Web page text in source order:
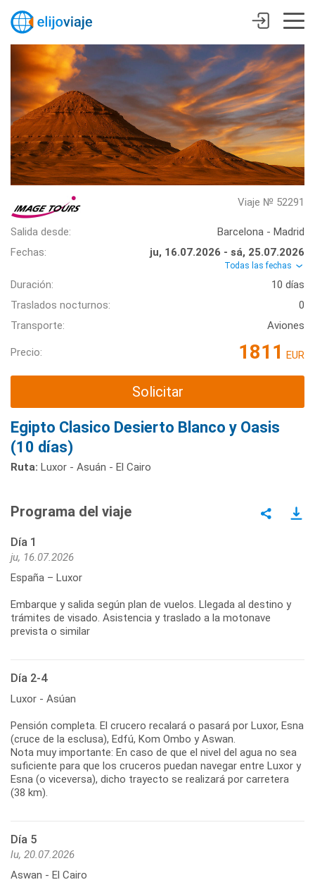
Viaje № 52291
Salida desde:
Barcelona - Madrid
Fechas:
ju, 16.07.2026 - sá, 25.07.2026
Todas las fechas
Duración:
10 días
Traslados nocturnos:
0
Transporte:
Aviones
Precio: 1811 EUR
Solicitar
Egipto Clasico Desierto Blanco y Oasis
(10 días)
Ruta: Luxor - Asuán - El Cairo
Programa del viaje
Día 1
ju, 16.07.2026
España – Luxor
Embarque y salida según plan de vuelos. Llegada al destino y
trámites de visado. Asistencia y traslado a la motonave
prevista o similar
Día 2-4
Luxor - Asúan
Pensión completa. El crucero recalará o pasará por Luxor, Esna
(cruce de la esclusa), Edfú, Kom Ombo y Aswan.
Nota muy importante: En caso de que el nivel del agua no sea
suficiente para que los cruceros puedan navegar entre Luxor y
Esna (o viceversa), dicho trayecto se realizará por carretera
(38 km).
Día 5
lu, 20.07.2026
Aswan - El Cairo